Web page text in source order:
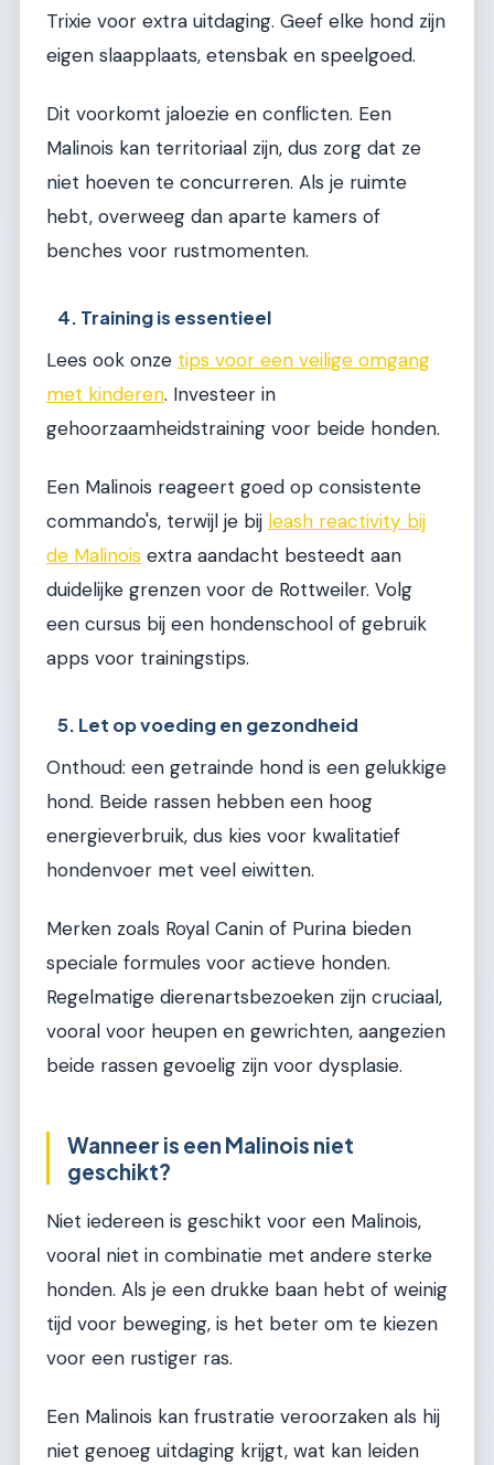
Trixie voor extra uitdaging. Geef elke hond zijn
eigen slaapplaats, etensbak en speelgoed.
Dit voorkomt jaloezie en conflicten. Een
Malinois kan territoriaal zijn, dus zorg dat ze
niet hoeven te concurreren. Als je ruimte
hebt, overweeg dan aparte kamers of
benches voor rustmomenten.
4. Training is essentieel
Lees ook onze tips voor een veilige omgang
met kinderen. Investeer in
gehoorzaamheidstraining voor beide honden.
Een Malinois reageert goed op consistente
commando's, terwijl je bij leash reactivity bij
de Malinois extra aandacht besteedt aan
duidelijke grenzen voor de Rottweiler. Volg
een cursus bij een hondenschool of gebruik
apps voor trainingstips.
5. Let op voeding en gezondheid
Onthoud: een getrainde hond is een gelukkige
hond. Beide rassen hebben een hoog
energieverbruik, dus kies voor kwalitatief
hondenvoer met veel eiwitten.
Merken zoals Royal Canin of Purina bieden
speciale formules voor actieve honden.
Regelmatige dierenartsbezoeken zijn cruciaal,
vooral voor heupen en gewrichten, aangezien
beide rassen gevoelig zijn voor dysplasie.
Wanneer is een Malinois niet
geschikt?
Niet iedereen is geschikt voor een Malinois,
vooral niet in combinatie met andere sterke
honden. Als je een drukke baan hebt of weinig
tijd voor beweging, is het beter om te kiezen
voor een rustiger ras.
Een Malinois kan frustratie veroorzaken als hij
niet genoeg uitdaging krijgt, wat kan leiden